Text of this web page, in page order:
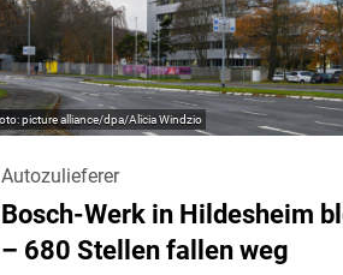
picture alliance/dpa/Alicia Windzio
Autozulieferer
Bosch-Werk in Hildesheim
– 680 Stellen fallen weg